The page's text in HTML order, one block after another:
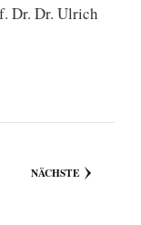
Dr. Dr. Ulrich
NÄCHSTE